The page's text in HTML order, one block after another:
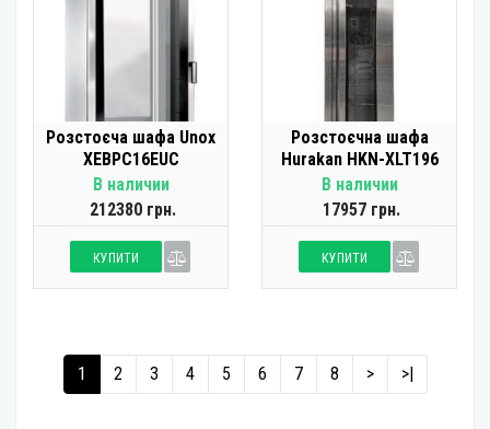
Розстоєча шафа Unox
XEBPC16EUC
В наличии
212380 грн.
КУПИТИ
Розстоєчна шафа
Hurakan HKN-XLT196
В наличии
17957 грн.
КУПИТИ
1 2 3 4 5 6 7 8 > >|